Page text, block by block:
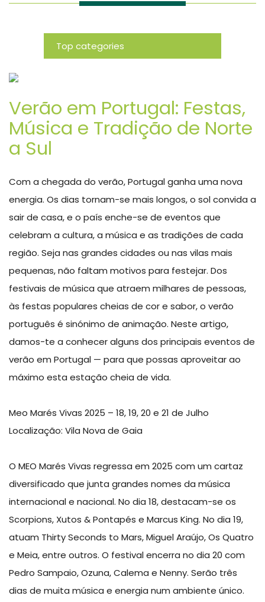
Top categories
Verão em Portugal: Festas,
Música e Tradição de Norte
a Sul
Com a chegada do verão, Portugal ganha uma nova
energia. Os dias tornam-se mais longos, o sol convida a
sair de casa, e o país enche-se de eventos que
celebram a cultura, a música e as tradições de cada
região. Seja nas grandes cidades ou nas vilas mais
pequenas, não faltam motivos para festejar. Dos
festivais de música que atraem milhares de pessoas,
às festas populares cheias de cor e sabor, o verão
português é sinónimo de animação. Neste artigo,
damos-te a conhecer alguns dos principais eventos de
verão em Portugal — para que possas aproveitar ao
máximo esta estação cheia de vida.
Meo Marés Vivas 2025 – 18, 19, 20 e 21 de Julho
Localização: Vila Nova de Gaia
O MEO Marés Vivas regressa em 2025 com um cartaz
diversificado que junta grandes nomes da música
internacional e nacional. No dia 18, destacam-se os
Scorpions, Xutos & Pontapés e Marcus King. No dia 19,
atuam Thirty Seconds to Mars, Miguel Araújo, Os Quatro
e Meia, entre outros. O festival encerra no dia 20 com
Pedro Sampaio, Ozuna, Calema e Nenny. Serão três
dias de muita música e energia num ambiente único.